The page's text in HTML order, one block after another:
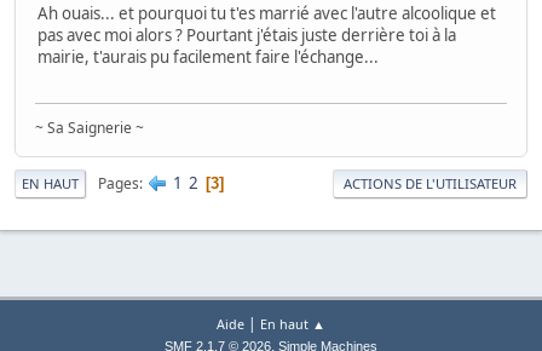
Ah ouais... et pourquoi tu t'es marrié avec l'autre alcoolique et
pas avec moi alors ? Pourtant j'étais juste derrière toi à la
mairie, t'aurais pu facilement faire l'échange...
~ Sa Saignerie ~
EN HAUT Pages 1 2 3 ACTIONS DE L'UTILISATEUR
Aide | En haut ▲
SMF 2.1.7 © 2026, Simple Machines